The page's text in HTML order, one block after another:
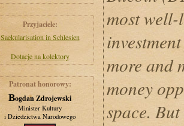
Przyjaciele:
Saekularisation in Schlesien
Dotacje na kolektory
Patronat honorowy:
Bogdan Zdrojewski
Minister Kultury
i Dziedzictwa Narodowego
most
more and
money
space.